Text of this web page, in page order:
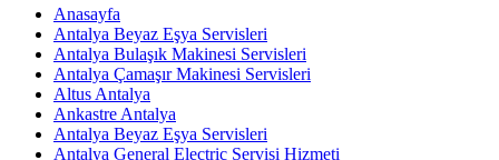
Anasayfa
Antalya Beyaz Eşya Servisleri
Antalya Bulaşık Makinesi Servisleri
Antalya Çamaşır Makinesi Servisleri
Altus Antalya
Ankastre Antalya
Antalya Beyaz Eşya Servisleri
Antalya General Electric Servisi Hizmeti